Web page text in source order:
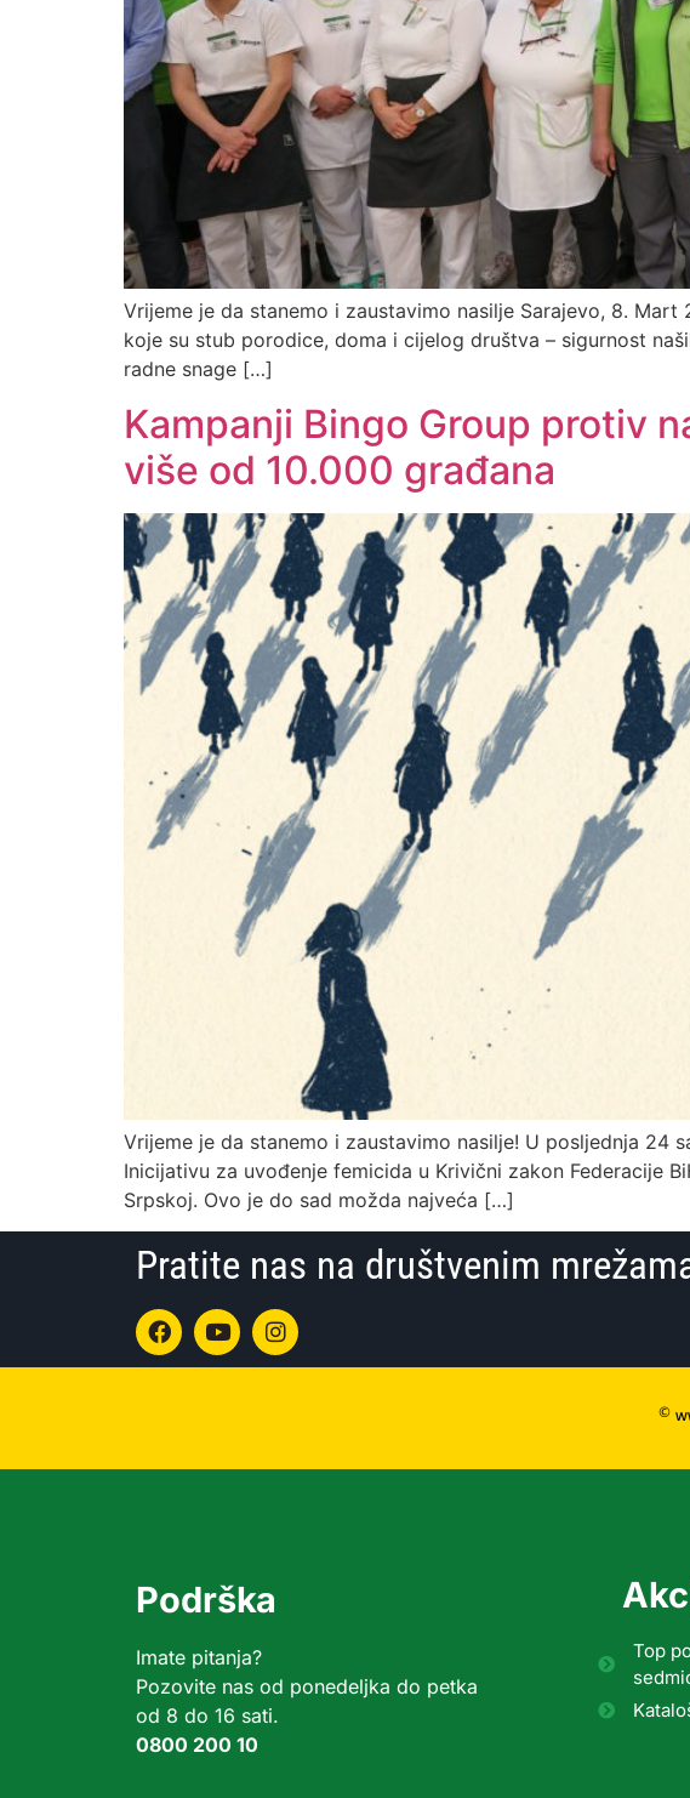
Vrijeme je da stanemo i zaustavimo nasilje Sarajevo, 8.
koje su stub porodice, doma i cijelog društva – sigurnost
radne snage […]
Kampanji Bingo Group protiv
više od 10.000 građana
Vrijeme je da stanemo i zaustavimo nasilje! U posljednja 24
Inicijativu za uvođenje femicida u Krivični zakon Federacije
Srpskoj. Ovo je do sad možda najveća […]
Pratite nas na društvenim
©
Podrška
Imate pitanja?
Pozovite nas od ponedeljka do petka
od 8 do 16 sati.
0800 200 10
Top